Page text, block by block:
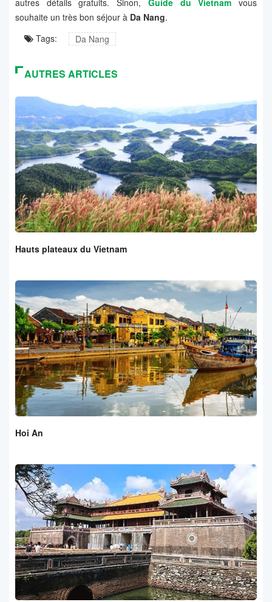
autres détails gratuits. Sinon, Guide du Vietnam
vous
souhaite un très bon séjour à Da Nang.
Tags:
Da Nang
AUTRES ARTICLES
Hauts plateaux du Vietnam
Hoi An